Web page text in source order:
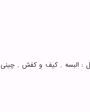
: البسه , کیف و کفش , چینی